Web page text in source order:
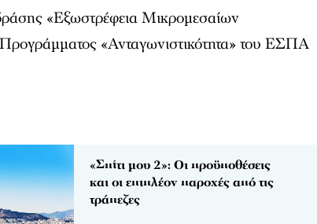
«Εξωστρέφεια Μικρομεσαίων
«Ανταγωνιστικότητα» του ΕΣΠΑ
«Σπίτι μου 2»: Οι προϋποθέσεις
και οι επιπλέον παροχές από τις
τράπεζες